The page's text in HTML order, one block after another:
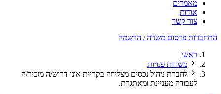
מאמרים
אודות
צור קשר
התחברות פרסום משרה / הרשמה
ראשי
משרות פנויות
לחברת ניהול נכסים מצליחה בקריית אונו דרוש/ה מזכיר/ה
לעבודה מעניינת ומאתגרת.